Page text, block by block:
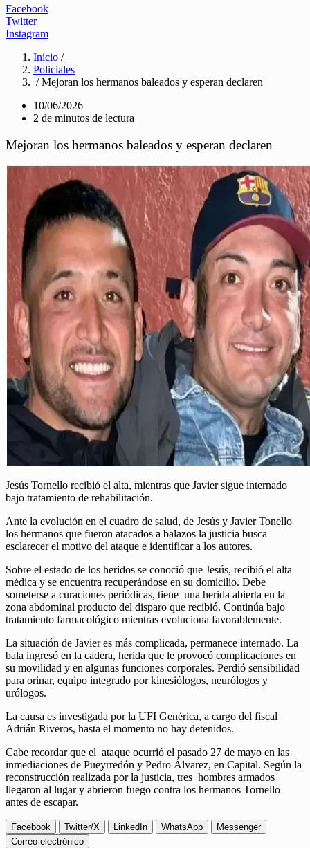
Facebook
Twitter
Instagram
Inicio /
Policiales
/ Mejoran los hermanos baleados y esperan declaren
10/06/2026
2 de minutos de lectura
Mejoran los hermanos baleados y esperan declaren
Jesús Tornello recibió el alta, mientras que Javier sigue internado
bajo tratamiento de rehabilitación.
Ante la evolución en el cuadro de salud, de Jesús y Javier Tonello
los hermanos que fueron atacados a balazos la justicia busca
esclarecer el motivo del ataque e identificar a los autores.
Sobre el estado de los heridos se conoció que Jesús, recibió el alta
médica y se encuentra recuperándose en su domicilio. Debe
someterse a curaciones periódicas, tiene una herida abierta en la
zona abdominal producto del disparo que recibió. Continúa bajo
tratamiento farmacológico mientras evoluciona favorablemente.
La situación de Javier es más complicada, permanece internado. La
bala ingresó en la cadera, herida que le provocó complicaciones en
su movilidad y en algunas funciones corporales. Perdió sensibilidad
para orinar, equipo integrado por kinesiólogos, neurólogos y
urólogos.
La causa es investigada por la UFI Genérica, a cargo del fiscal
Adrián Riveros, hasta el momento no hay detenidos.
Cabe recordar que el ataque ocurrió el pasado 27 de mayo en las
inmediaciones de Pueyrredón y Pedro Álvarez, en Capital. Según la
reconstrucción realizada por la justicia, tres hombres armados
llegaron al lugar y abrieron fuego contra los hermanos Tornello
antes de escapar.
Facebook Twitter/X LinkedIn WhatsApp
Messenger
Correo electrónico